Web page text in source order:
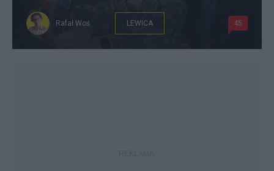
Rafał Woś LEWICA 45